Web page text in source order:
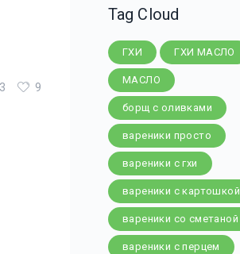
9
Tag Cloud
ГХИ ГХИ МАСЛО
МАСЛО
борщ с оливками
вареники просто
вареники с гхи
вареники с картошкой
вареники со сметаной
вареники с перцем